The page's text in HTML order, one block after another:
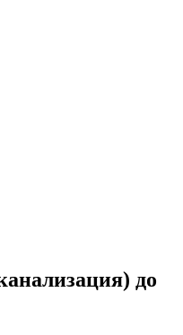
до